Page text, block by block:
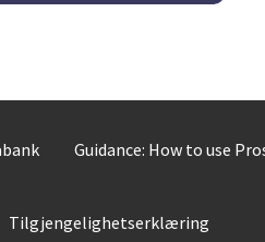
Guidance: How to use
Tilgjengelighetserklæring